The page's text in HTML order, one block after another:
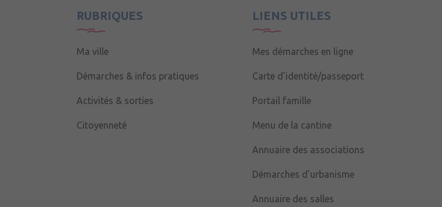
RUBRIQUES
Ma ville
Démarches & infos pratiques
Activités & sorties
Citoyenneté
LIENS UTILES
Mes démarches en ligne
Carte d’identité/passeport
Portail famille
Menu de la cantine
Annuaire des associations
Démarches d’urbanisme
Annuaire des salles